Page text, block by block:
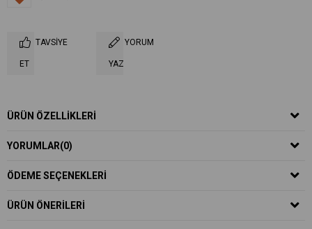
TAVSIYE
ET
YORUM
YAZ
ÜRÜN ÖZELLIKLERI
YORUMLAR(0)
ÖDEME SEÇENEKLERI
ÜRÜN ÖNERILERI